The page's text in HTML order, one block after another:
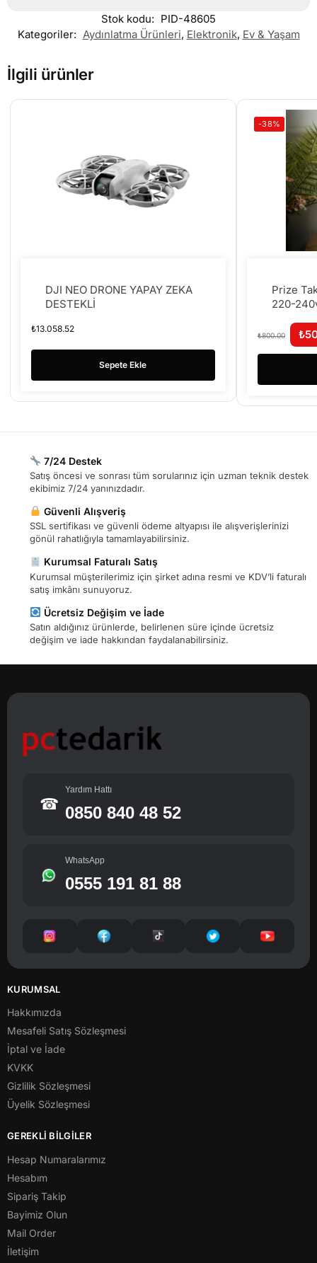
Stok kodu: PID-48605
Kategoriler: Aydınlatma Ürünleri, Elektronik, Ev & Yaşam
İlgili ürünler
DJI NEO DRONE YAPAY ZEKA
DESTEKLİ
₺13.058.52
Sepete Ekle
-38%
Prize
220-
₺800.00 ₺
7/24 Destek
Satış öncesi ve sonrası tüm sorularınız için uzman teknik destek
ekibimiz 7/24 yanınızdadır.
Güvenli Alışveriş
SSL sertifikası ve güvenli ödeme altyapısı ile alışverişlerinizi
gönül rahatlığıyla tamamlayabilirsiniz.
Kurumsal Faturalı Satış
Kurumsal müşterilerimiz için şirket adına resmi ve KDV’li faturalı
satış imkânı sunuyoruz.
Ücretsiz Değişim ve İade
Satın aldığınız ürünlerde, belirlenen süre içinde ücretsiz
değişim ve iade hakkından faydalanabilirsiniz.
☎
Yardım Hattı
0850 840 48 52
WhatsApp
0555 191 81 88
KURUMSAL
Hakkımızda
Mesafeli Satış Sözleşmesi
İptal ve İade
KVKK
Gizlilik Sözleşmesi
Üyelik Sözleşmesi
GEREKLİ BİLGİLER
Hesap Numaralarımız
Hesabım
Sipariş Takip
Bayimiz Olun
Mail Order
İletişim